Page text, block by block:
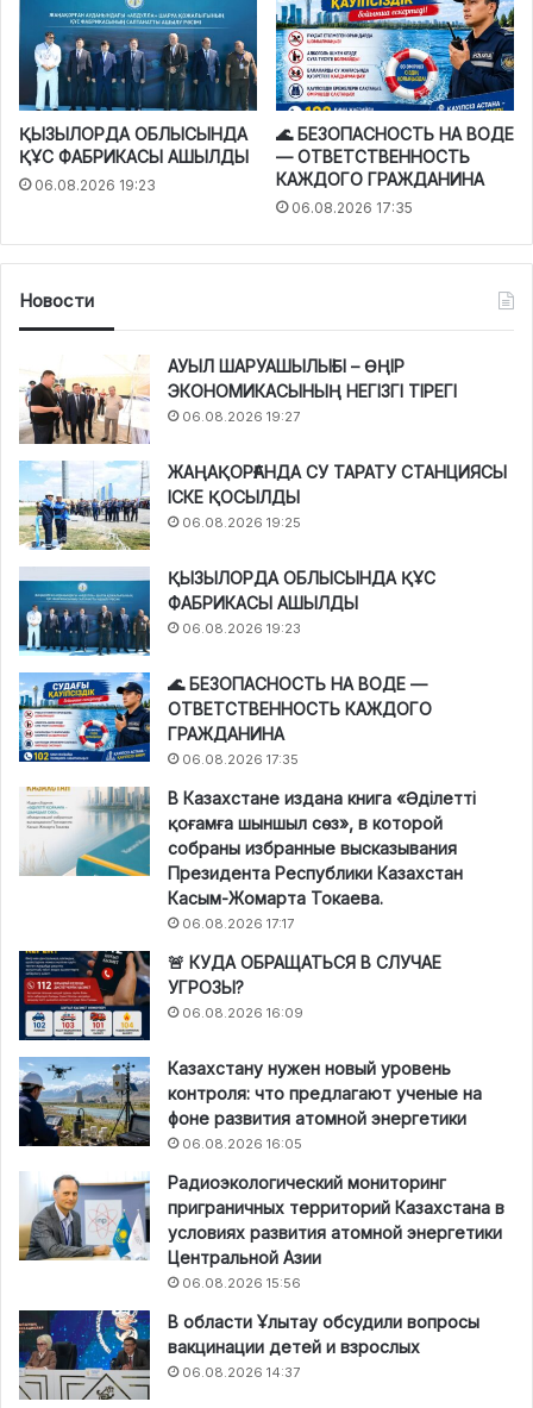
ҚЫЗЫЛОРДА ОБЛЫСЫНДА
ҚҰС ФАБРИКАСЫ АШЫЛДЫ
06.08.2026 19:23
🌊 БЕЗОПАСНОСТЬ НА ВОДЕ
— ОТВЕТСТВЕННОСТЬ
КАЖДОГО ГРАЖДАНИНА
06.08.2026 17:35
Новости
АУЫЛ ШАРУАШЫЛЫҒЫ – ӨҢІР
ЭКОНОМИКАСЫНЫҢ НЕГІЗГІ ТІРЕГІ
06.08.2026 19:27
ЖАҢАҚОРҒАНДА СУ ТАРАТУ СТАНЦИЯСЫ
ІСКЕ ҚОСЫЛДЫ
06.08.2026 19:25
ҚЫЗЫЛОРДА ОБЛЫСЫНДА ҚҰС
ФАБРИКАСЫ АШЫЛДЫ
06.08.2026 19:23
🌊 БЕЗОПАСНОСТЬ НА ВОДЕ —
ОТВЕТСТВЕННОСТЬ КАЖДОГО
ГРАЖДАНИНА
06.08.2026 17:35
В Казахстане издана книга «Әділетті
қоғамға шыншыл сөз», в которой
собраны избранные высказывания
Президента Республики Казахстан
Касым-Жомарта Токаева.
06.08.2026 17:17
🚨 КУДА ОБРАЩАТЬСЯ В СЛУЧАЕ
УГРОЗЫ?
06.08.2026 16:09
Казахстану нужен новый уровень
контроля: что предлагают ученые на
фоне развития атомной энергетики
06.08.2026 16:05
Радиоэкологический мониторинг
приграничных территорий Казахстана в
условиях развития атомной энергетики
Центральной Азии
06.08.2026 15:56
В области Ұлытау обсудили вопросы
вакцинации детей и взрослых
06.08.2026 14:37